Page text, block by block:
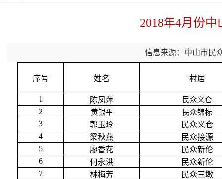
2018年4月份
信息来源：中山市民
序号 姓名 村居
1 陈凤萍 民众义仓
2 黄银平 民众锦标
3 郭玉玲
民众义仓
4
梁秋燕
民众接源
5
廖香花
民众新伦
6
何永洪
民众新伦
7
林梅芳
民众三墩